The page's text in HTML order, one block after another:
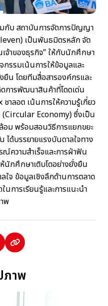
กับ สถาบันการจัดการปัญญา
เป็นพันธมิตรหลัก จัด
จ้าของธุรกิจ” ให้กับนักศึกษา
รรมเน้นการให้ข้อมูลและ
ยืน โดยทีมสื่อสารองค์กรและ
การพัฒนาสินค้าที่โดดเด่น
าลอต เน้นการให้ความรู้เกี่ยว
(Circular Economy) ซึ่งเป็น
ม พร้อมสอนวิธีการแยกขยะ
ด้บรรยายแรงบันดาลใจทาง
ความสำเร็จและการฝ่าฟัน
นักศึกษาเติบโตอย่างยั่งยืน
จ ข้อมูลเชิงลึกด้านการตลาด
นการเรียนรู้และการแนะนำ
พ
ภาพ